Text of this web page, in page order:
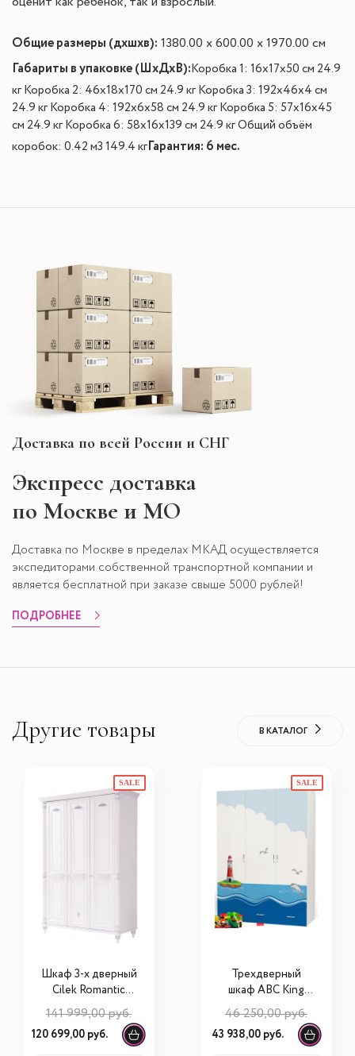
Общие размеры (дхшхв): 1380.00 x 600.00 x 1970.00 см
Габариты в упаковке (ШxДxВ): Коробка 1: 16x17x50 см 24.9
кг Коробка 2: 46x18x170 см 24.9 кг Коробка 3: 192x46x4 см
24.9 кг Коробка 4: 192x6x58 см 24.9 кг Коробка 5: 57x16x45
см 24.9 кг Коробка 6: 58x16x139 см 24.9 кг Общий объём
коробок: 0.42 м3 149.4 кгГарантия: 6 мес.
Доставка по всей России и СНГ
Экспресс доставка
по Москве и МО
Доставка по Москве в пределах МКАД осуществляется
экспедиторами собственной транспортной компании и
является бесплатной при заказе свыше 5000 рублей!
ПОДРОБНЕЕ
Другие товары В КАТАЛОГ
SALE
Шкаф 3-х дверный
Cilek Romantic
20.21.1002.03
141 999,00 руб.
120 699,00 руб.
SALE
Трехдверный
шкаф ABC King
Ocean
46 250,00 руб.
43 938,00 руб.